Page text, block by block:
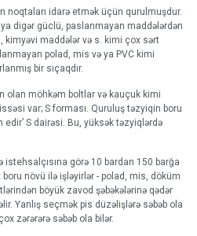
noqtaları idarə etmək üçün qurulmuşdur.
digər güclü, paslanmayan maddələrdən
kimyəvi maddələr və s. kimi çox sərt
polad, mis və ya PVC kimi
bir sıçaqdır.
olan möhkəm boltlar və kauçuk kimi
var; S forması. Quruluş təzyiqin boru
edir’ S dairəsi. Bu, yüksək təzyiqlərdə
görə 10 bardan 150 barğa
növü ilə işləyirlər - polad, mis, döküm
böyük zavod şəbəkələrinə qədər
Yanlış seçmək pis düzəlişlərə səbəb ola
zərərərə səbəb ola bilər.